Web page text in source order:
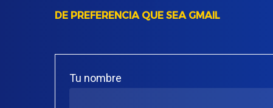
DE PREFERENCIA QUE SEA GMAIL
Tu nombre